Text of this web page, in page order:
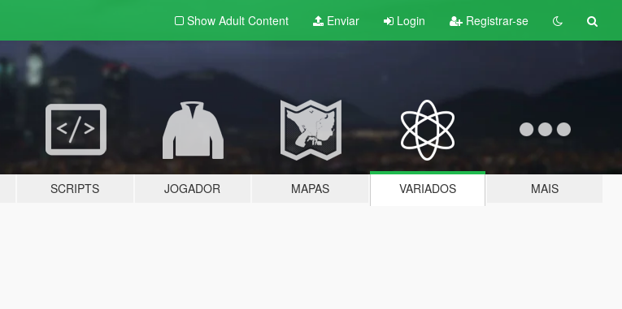
Show Adult Content Enviar Login Registrar-se
SCRIPTS JOGADOR MAPAS VARIADOS MAIS